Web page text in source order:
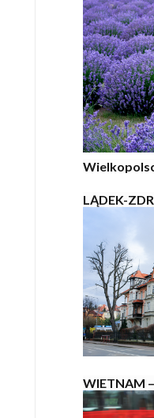
LĄDEK-
WIETNAM